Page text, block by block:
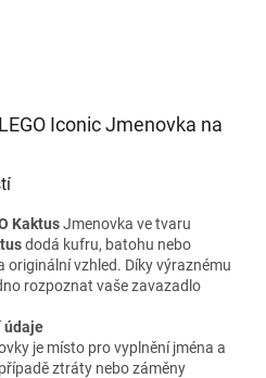
Iconic Jmenovka na
KaktusJmenovka ve tvaru
dodá kufru, batohu nebo
originální vzhled. Díky výraznému
rozpoznat vaše zavazadlo
údaje
je místo pro vyplnění jména a
ztráty nebo záměny